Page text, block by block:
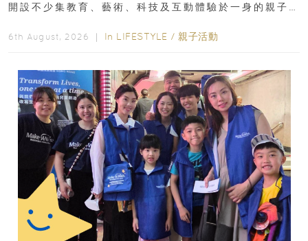
開設不少集教育、藝術、科技及互動體驗於一身的親子
6th August, 2026 ｜ In LIFESTYLE / 親子活動